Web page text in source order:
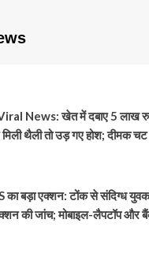
News: खेत में दबाए 5 लाख
मिली थैली तो उड़ गए होश; दीमक
का बड़ा एक्शन: टोंक से संदिग्ध
की जांच; मोबाइल-लैपटॉप और